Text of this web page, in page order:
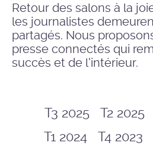
Retour des salons à la
les journalistes
partagés. Nous
presse connectés qui
succès et de l'intérieur.
T3 2025 T2 2025
T1 2024
T4 2023